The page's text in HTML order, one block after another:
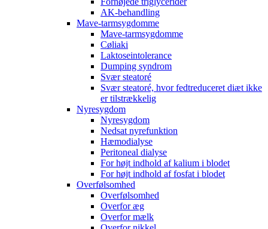
AK-behandling
Mave-tarmsygdomme
Mave-tarmsygdomme
Cøliaki
Laktoseintolerance
Dumping syndrom
Svær steatoré
Svær steatoré, hvor fedtreduceret diæt ikke
er tilstrækkelig
Nyresygdom
Nyresygdom
Nedsat nyrefunktion
Hæmodialyse
Peritoneal dialyse
For højt indhold af kalium i blodet
For højt indhold af fosfat i blodet
Overfølsomhed
Overfølsomhed
Overfor æg
Overfor mælk